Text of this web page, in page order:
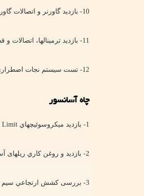
10- بازدید گاورنر و اتصالات گاورنر آسانسور
11- بازدید ترمینالها، اتصالات و قطعات تابلو فرمان آسانسور
12- تست سیستم نجات اضطراری و دشارژ باطری های نجات اضطراری آسانسور
چاه آسانسور
1- بازدید میکروسوئيچهاي Limit
2- بازديد و روغن كاري ريلهای آسانسور
3- بررسی كشش ارتجاعي سيم بكسلهای آسانسور